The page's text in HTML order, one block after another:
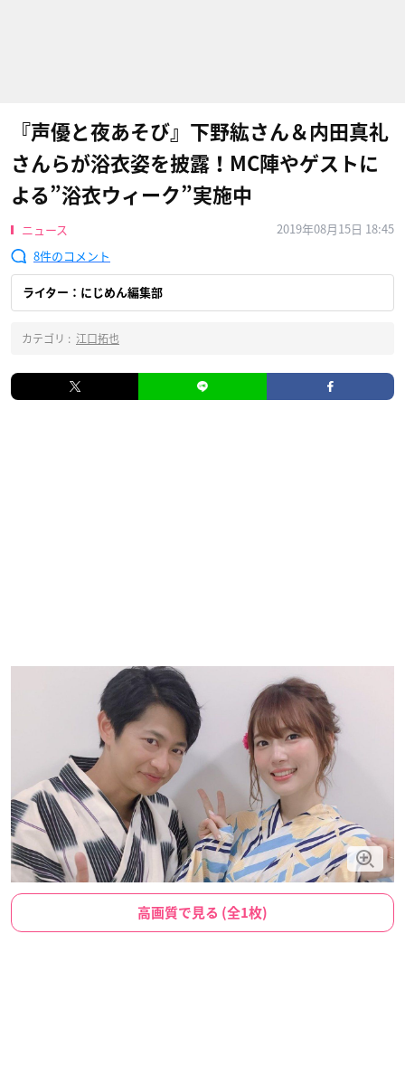
『声優と夜あそび』下野紘さん＆内田真礼
さんらが浴衣姿を披露！MC陣やゲストに
よる”浴衣ウィーク”実施中
ニュース
2019年08月15日 18:45
8
ライター：にじめん編集部
カテゴリ : 江口拓也
高画質で見る (全1枚)